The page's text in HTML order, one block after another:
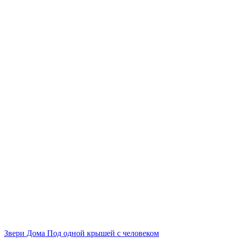
Звери Дома Под одной крышей с человеком